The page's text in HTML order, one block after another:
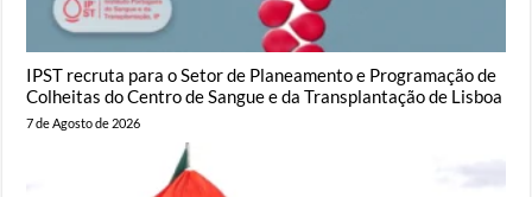
IPST recruta para o Setor de Planeamento e Programação de
Colheitas do Centro de Sangue e da Transplantação de Lisboa
7 de Agosto de 2026